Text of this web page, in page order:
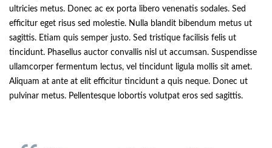
ultricies metus. Donec ac ex porta libero venenatis sodales. Sed
efficitur eget risus sed molestie. Nulla blandit bibendum metus ut
sagittis. Etiam quis semper justo. Sed tristique facilisis felis ut
tincidunt. Phasellus auctor convallis nisl ut accumsan. Suspendisse
ullamcorper fermentum lectus, vel tincidunt ligula mollis sit amet.
Aliquam at ante at elit efficitur tincidunt a quis neque. Donec ut
pulvinar metus. Pellentesque lobortis volutpat eros sed sagittis.